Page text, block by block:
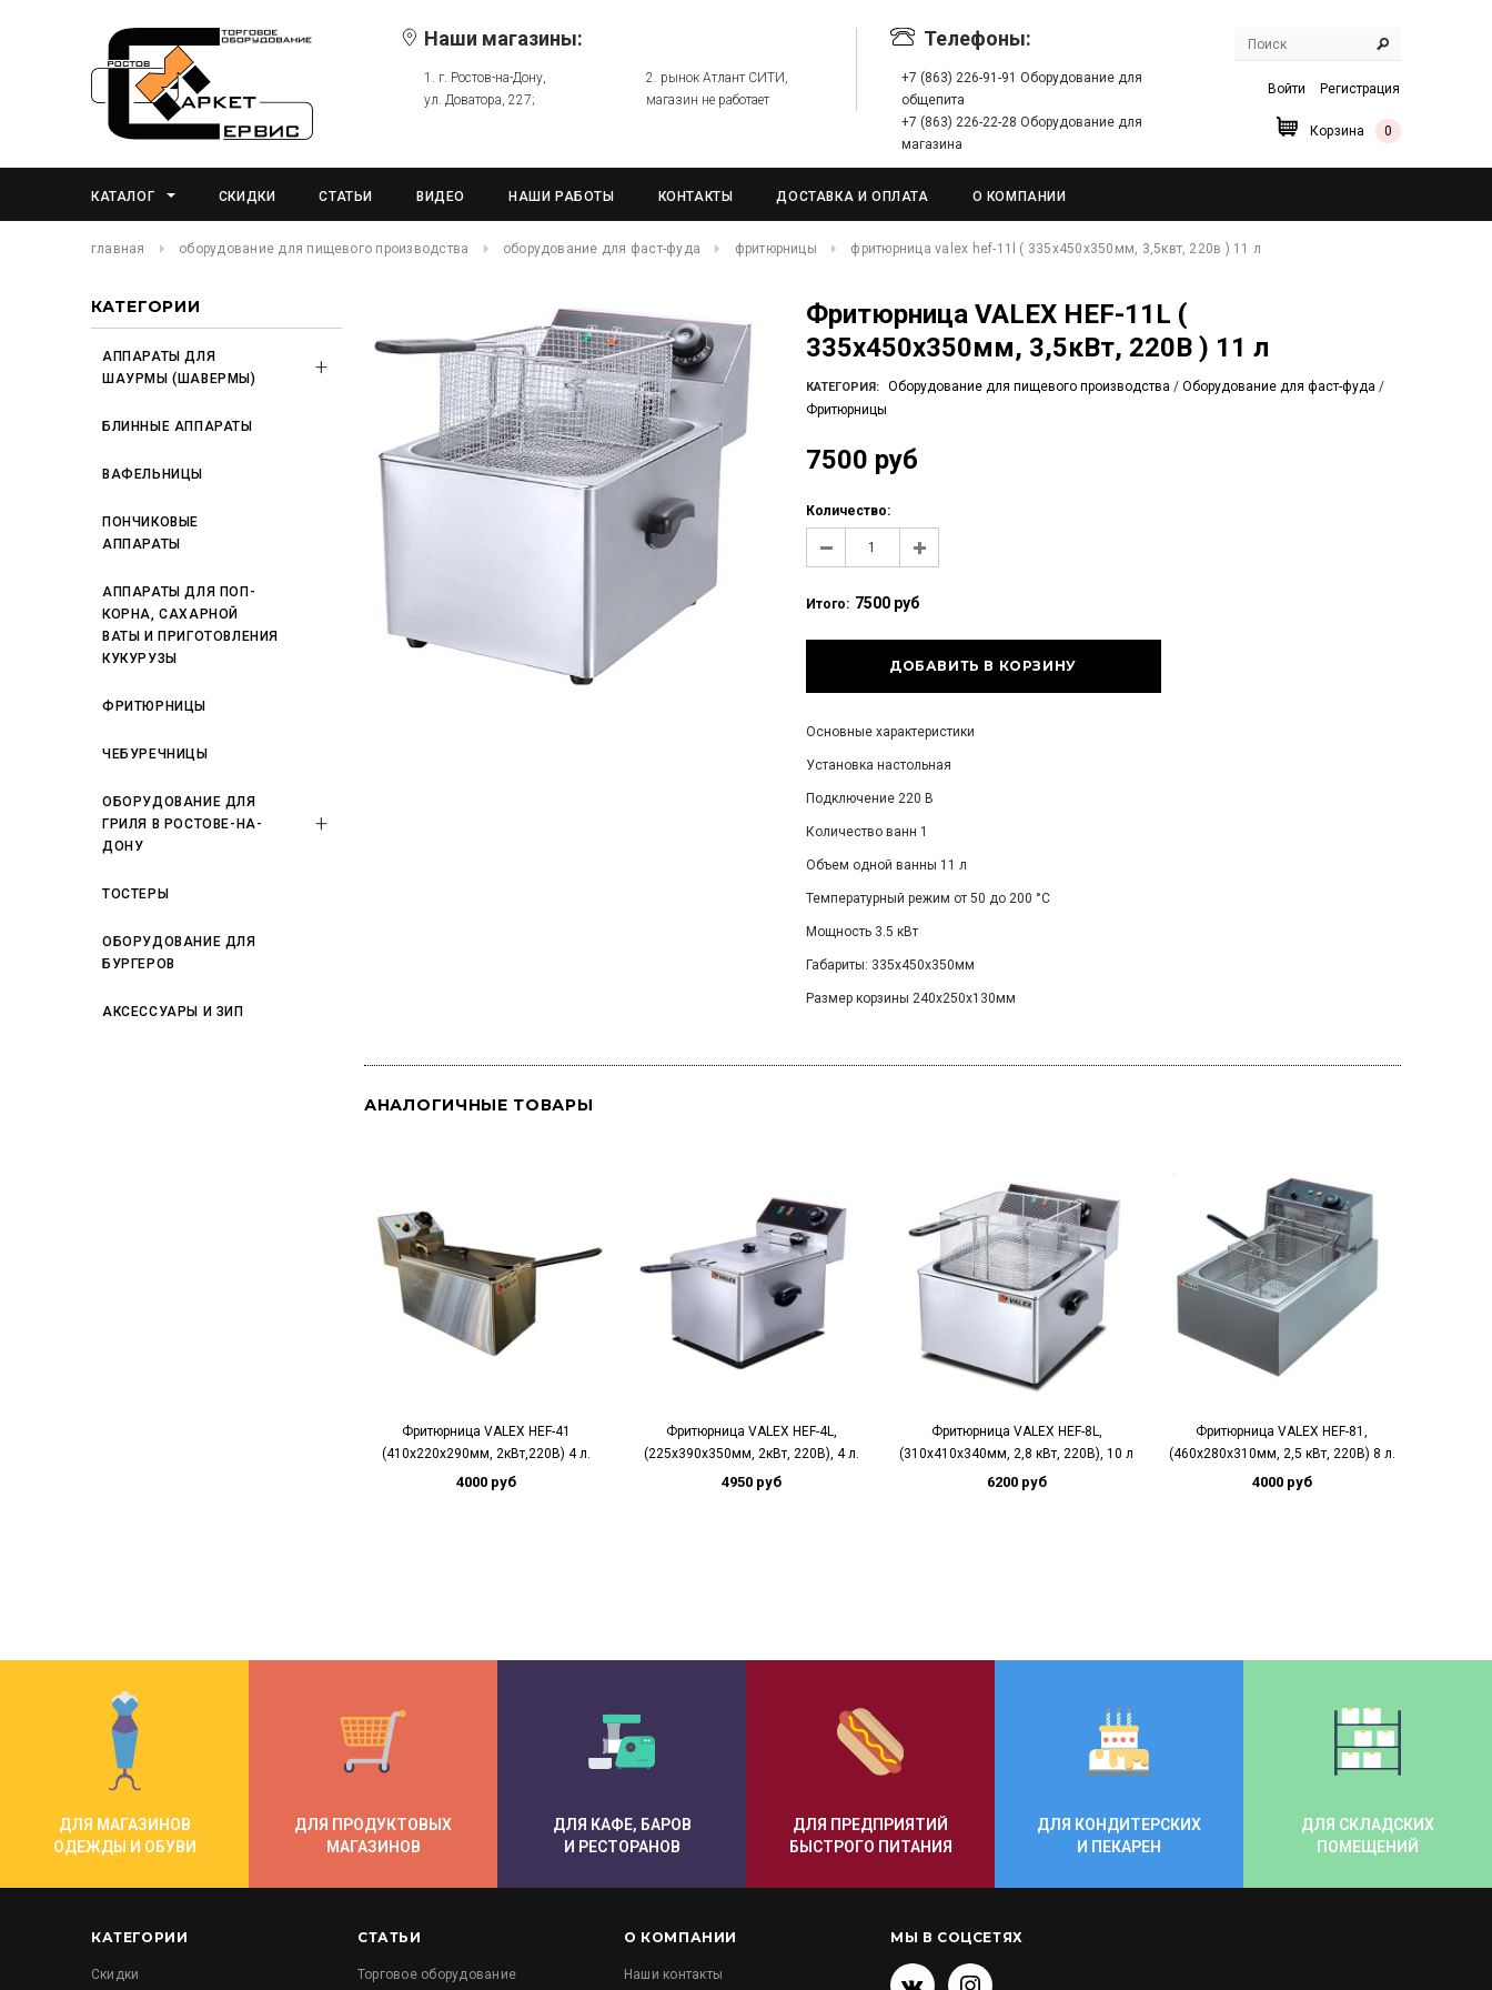
Наши магазины:
1. г. Ростов-на-Дону,
ул. Доватора, 227;
2. рынок Атлант СИТИ,
магазин не работает
Телефоны:
+7 (863) 226-91-91 Оборудование для
общепита
+7 (863) 226-22-28 Оборудование для
магазина
Войти Регистрация
Корзина 0
КАТАЛОГ СКИДКИ СТАТЬИ ВИДЕО НАШИ РАБОТЫ КОНТАКТЫ ДОСТАВКА И ОПЛАТА О КОМПАНИИ
главная оборудование для пищевого производства оборудование для фаст-фуда фритюрницы фритюрница valex hef-11l ( 335х450х350мм, 3,5квт, 220в ) 11 л
КАТЕГОРИИ
АППАРАТЫ ДЛЯ
ШАУРМЫ (ШАВЕРМЫ)
БЛИННЫЕ АППАРАТЫ
ВАФЕЛЬНИЦЫ
ПОНЧИКОВЫЕ
АППАРАТЫ
АППАРАТЫ ДЛЯ ПОП-
КОРНА, САХАРНОЙ
ВАТЫ И ПРИГОТОВЛЕНИЯ
КУКУРУЗЫ
ФРИТЮРНИЦЫ
ЧЕБУРЕЧНИЦЫ
ОБОРУДОВАНИЕ ДЛЯ
ГРИЛЯ В РОСТОВЕ-НА-
ДОНУ
ТОСТЕРЫ
ОБОРУДОВАНИЕ ДЛЯ
БУРГЕРОВ
АКСЕССУАРЫ И ЗИП
Фритюрница VALEX HEF-11L (
335х450х350мм, 3,5кВт, 220В ) 11 л
КАТЕГОРИЯ: Оборудование для пищевого производства / Оборудование для фаст-фуда /
Фритюрницы
7500 руб
Количество:
Итого: 7500 руб
Основные характеристики
Установка настольная
Подключение 220 В
Количество ванн 1
Объем одной ванны 11 л
Температурный режим от 50 до 200 °С
Мощность 3.5 кВт
Габариты: 335х450х350мм
Размер корзины 240х250х130мм
АНАЛОГИЧНЫЕ ТОВАРЫ
Фритюрница VALEX HEF-41
(410х220х290мм, 2кВт,220В) 4 л.
4000 руб
Фритюрница VALEX HEF-4L,
(225х390х350мм, 2кВт, 220В), 4 л.
4950 руб
Фритюрница VALEX HEF-8L,
(310х410х340мм, 2,8 кВт, 220В), 10 л
6200 руб
Фритюрница VALEX HEF-81,
(460х280х310мм, 2,5 кВт, 220В) 8 л.
4000 руб
ДЛЯ МАГАЗИНОВ
ОДЕЖДЫ И ОБУВИ
ДЛЯ ПРОДУКТОВЫХ
МАГАЗИНОВ
ДЛЯ КАФЕ, БАРОВ
И РЕСТОРАНОВ
ДЛЯ ПРЕДПРИЯТИЙ
БЫСТРОГО ПИТАНИЯ
ДЛЯ КОНДИТЕРСКИХ
И ПЕКАРЕН
ДЛЯ СКЛАДСКИХ
ПОМЕЩЕНИЙ
КАТЕГОРИИ
Скидки
СТАТЬИ
Торговое оборудование
О КОМПАНИИ
Наши контакты
МЫ В СОЦСЕТЯХ